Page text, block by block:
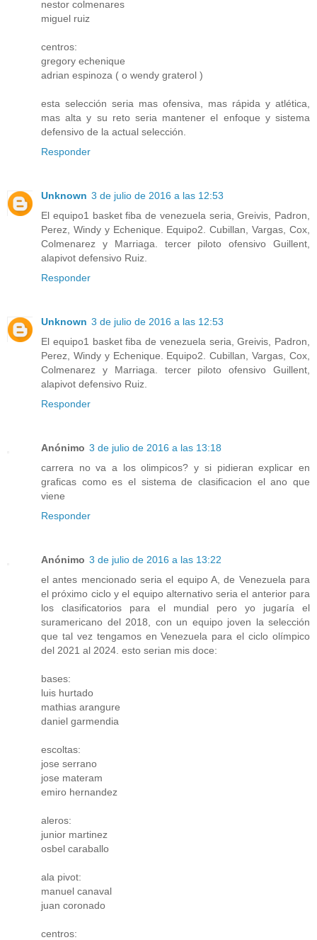
nestor colmenares
miguel ruiz
centros:
gregory echenique
adrian espinoza ( o wendy graterol )
esta selección seria mas ofensiva, mas rápida y atlética,
mas alta y su reto seria mantener el enfoque y sistema
defensivo de la actual selección.
Responder
Unknown 3 de julio de 2016 a las 12:53
El equipo1 basket fiba de venezuela seria, Greivis, Padron,
Perez, Windy y Echenique. Equipo2. Cubillan, Vargas, Cox,
Colmenarez y Marriaga. tercer piloto ofensivo Guillent,
alapivot defensivo Ruiz.
Responder
Unknown 3 de julio de 2016 a las 12:53
El equipo1 basket fiba de venezuela seria, Greivis, Padron,
Perez, Windy y Echenique. Equipo2. Cubillan, Vargas, Cox,
Colmenarez y Marriaga. tercer piloto ofensivo Guillent,
alapivot defensivo Ruiz.
Responder
Anónimo 3 de julio de 2016 a las 13:18
carrera no va a los olimpicos? y si pidieran explicar en
graficas como es el sistema de clasificacion el ano que
viene
Responder
Anónimo 3 de julio de 2016 a las 13:22
el antes mencionado seria el equipo A, de Venezuela para
el próximo ciclo y el equipo alternativo seria el anterior para
los clasificatorios para el mundial pero yo jugaría el
suramericano del 2018, con un equipo joven la selección
que tal vez tengamos en Venezuela para el ciclo olímpico
del 2021 al 2024. esto serian mis doce:
bases:
luis hurtado
mathias arangure
daniel garmendia
escoltas:
jose serrano
jose materam
emiro hernandez
aleros:
junior martinez
osbel caraballo
ala pivot:
manuel canaval
juan coronado
centros: